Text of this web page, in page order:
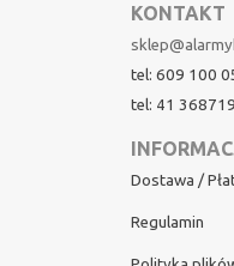
KONTAKT
tel: 609 100
tel: 41
Dostawa /
Regulamin